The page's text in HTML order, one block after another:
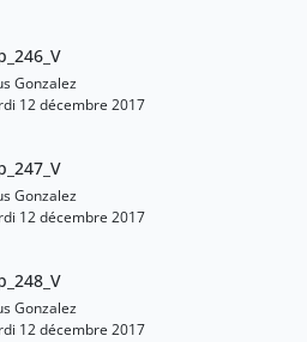
Gonzalez
12 décembre 2017
Gonzalez
12 décembre 2017
Gonzalez
12 décembre 2017